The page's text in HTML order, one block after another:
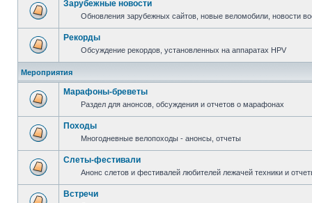
Зарубежные новости
Обновления зарубежных сайтов, новые веломобили, новости
Рекорды
Обсуждение рекордов, установленных на аппаратах HPV
Мероприятия
Марафоны-бреветы
Раздел для анонсов, обсуждения и отчетов о марафонах
Походы
Многодневные велопоходы - анонсы, отчеты
Слеты-фестивали
Анонс слетов и фестивалей любителей лежачей техники и
Встречи